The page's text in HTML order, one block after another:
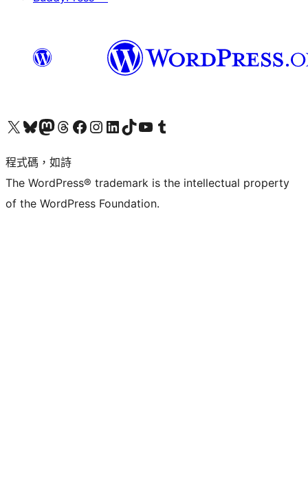
查看我們的 X (之前的 Twitter) 帳號造訪我們的 Bluesky 帳號造訪我們的 Mastodon 帳號造訪我們的 Threads 帳號 造訪我們的 Facebook 粉絲專頁Visit our Instagram account
Visit our LinkedIn account
造訪我們的 TikTok 帳號Visit our YouTube channel
造訪我們的 Tumblr 帳號
程式碼，如詩
The WordPress® trademark is the intellectual property
of the WordPress Foundation.